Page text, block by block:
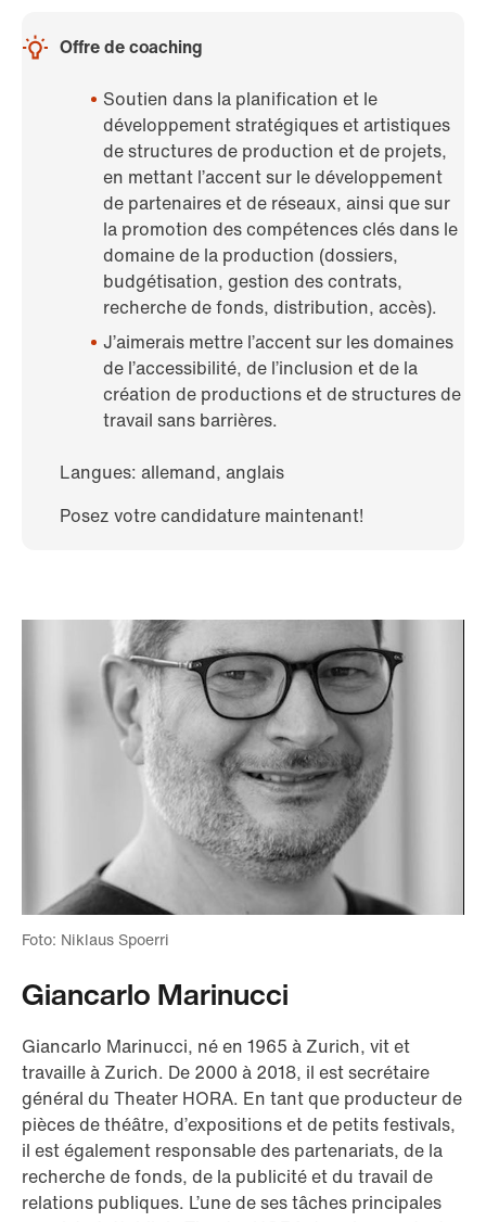
Offre de coaching
Soutien dans la planification et le
développement stratégiques et artistiques
de structures de production et de projets,
en mettant l’accent sur le développement
de partenaires et de réseaux, ainsi que sur
la promotion des compétences clés dans le
domaine de la production (dossiers,
budgétisation, gestion des contrats,
recherche de fonds, distribution, accès).
J’aimerais mettre l’accent sur les domaines
de l’accessibilité, de l’inclusion et de la
création de productions et de structures de
travail sans barrières.
Langues: allemand, anglais
Posez votre candidature maintenant!
Foto: Niklaus Spoerri
Giancarlo Marinucci
Giancarlo Marinucci, né en 1965 à Zurich, vit et
travaille à Zurich. De 2000 à 2018, il est secrétaire
général du Theater HORA. En tant que producteur de
pièces de théâtre, d’expositions et de petits festivals,
il est également responsable des partenariats, de la
recherche de fonds, de la publicité et du travail de
relations publiques. L’une de ses tâches principales